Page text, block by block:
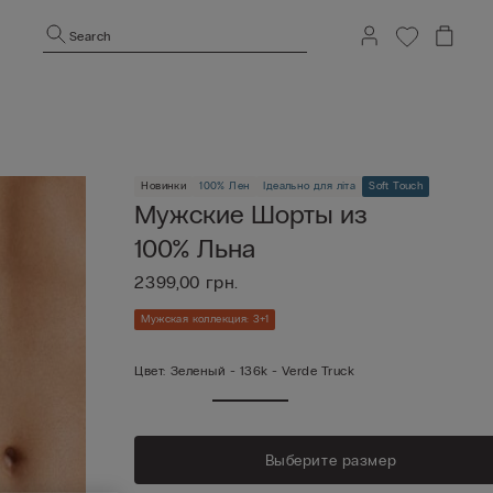
Search
Новинки 100% Лен Ідеально для літа Soft Touch
Мужские Шорты из
100% Льна
2399,00 грн.
Мужская коллекция: 3+1
Цвет: Зеленый - 136k - Verde Truck
Выберите размер